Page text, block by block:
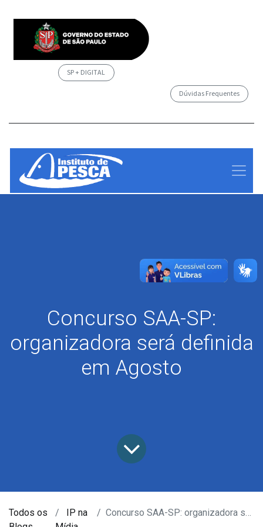
SP + DIGITAL
Dúvidas Frequentes
Concurso SAA-SP:
organizadora será definida
em Agosto
Todos os
IP na
Concurso SAA-SP: organizadora será definida em Agosto